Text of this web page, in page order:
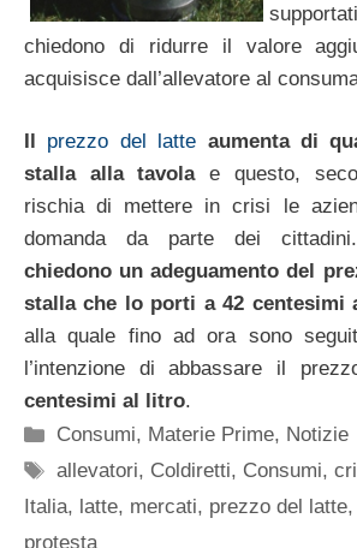
chiedono di ridurre il valore
acquisisce dall’allevatore al
prezzo del latte aumenta di
stalla alla tavolae questo,
rischia di mettere in crisi le
domanda da parte dei
chiedono un adeguamento del
stalla che lo porti a 42 centesimi
alla quale fino ad ora sono
l’intenzione di abbassare il
centesimi al litro.
Categorie
Consumi, Materie Prime, Notizie
Tag
allevatori, Coldiretti, Consumi,
Italia, latte, mercati, prezzo del latte,
protesta